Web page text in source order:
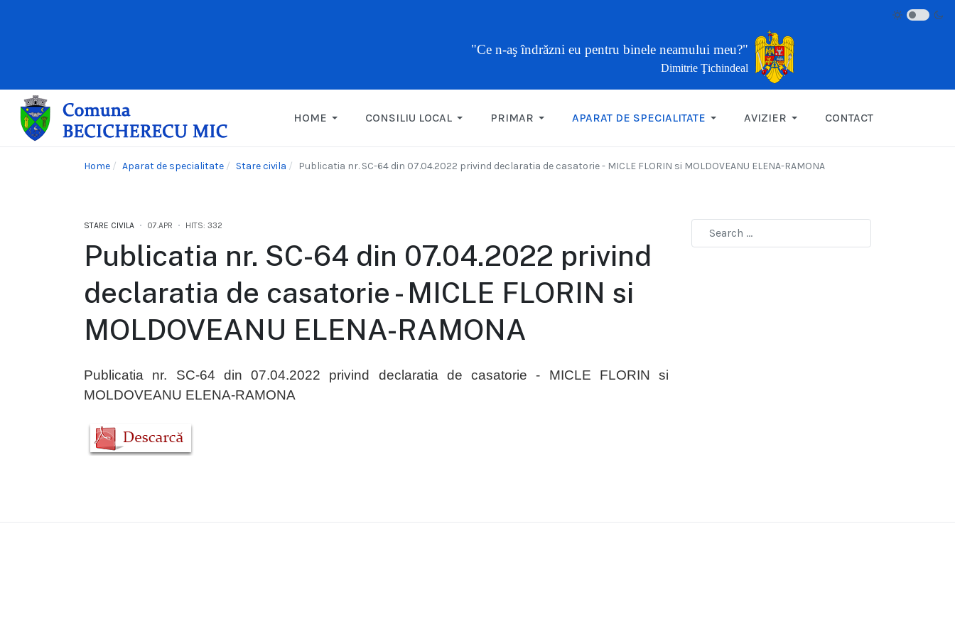
"Ce n-aş îndrăzni eu pentru binele neamului meu?"
Dimitrie Ţichindeal
HOME CONSILIU LOCAL PRIMAR APARAT DE SPECIALITATE AVIZIER CONTACT
Home Aparat de specialitate Stare civila Publicatia nr. SC-64 din 07.04.2022 privind declaratia de casatorie - MICLE FLORIN si MOLDOVEANU ELENA-RAMONA
STARE CIVILA 07.APR HITS: 332
Publicatia nr. SC-64 din 07.04.2022 privind
declaratia de casatorie - MICLE FLORIN si
MOLDOVEANU ELENA-RAMONA
Publicatia nr. SC-64 din 07.04.2022 privind declaratia de casatorie - MICLE FLORIN si
MOLDOVEANU ELENA-RAMONA